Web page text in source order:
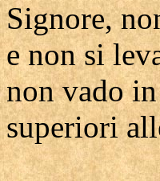
Signore,
e non si
non vado
superiori